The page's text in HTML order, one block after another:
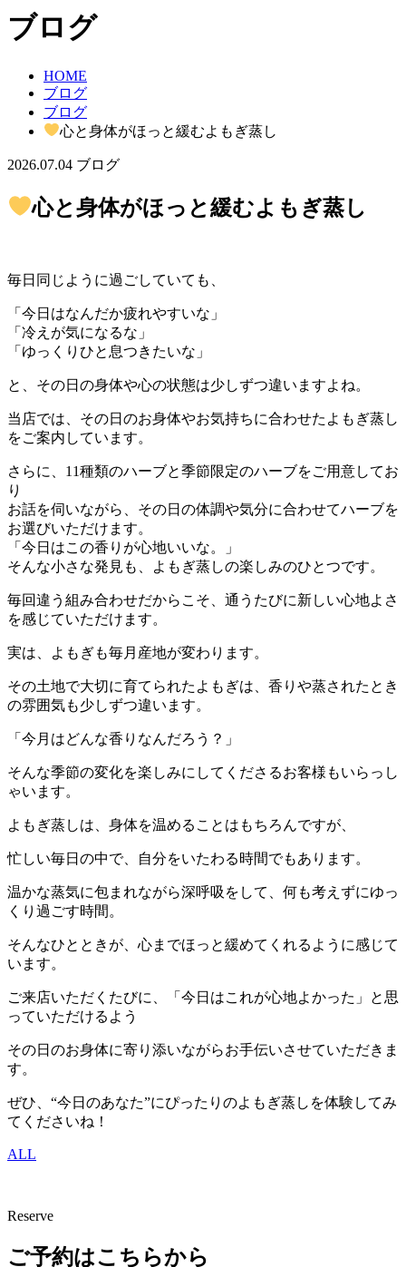
ブログ
HOME
ブログ
ブログ
心と身体がほっと緩むよもぎ蒸し
2026.07.04 ブログ
心と身体がほっと緩むよもぎ蒸し
毎日同じように過ごしていても、
「今日はなんだか疲れやすいな」
「冷えが気になるな」
「ゆっくりひと息つきたいな」
と、その日の身体や心の状態は少しずつ違いますよね。
当店では、その日のお身体やお気持ちに合わせたよもぎ蒸し
をご案内しています。
さらに、11種類のハーブと季節限定のハーブをご用意してお
り
お話を伺いながら、その日の体調や気分に合わせてハーブを
お選びいただけます。
「今日はこの香りが心地いいな。」
そんな小さな発見も、よもぎ蒸しの楽しみのひとつです。
毎回違う組み合わせだからこそ、通うたびに新しい心地よさ
を感じていただけます。
実は、よもぎも毎月産地が変わります。
その土地で大切に育てられたよもぎは、香りや蒸されたとき
の雰囲気も少しずつ違います。
「今月はどんな香りなんだろう？」
そんな季節の変化を楽しみにしてくださるお客様もいらっし
ゃいます。
よもぎ蒸しは、身体を温めることはもちろんですが、
忙しい毎日の中で、自分をいたわる時間でもあります。
温かな蒸気に包まれながら深呼吸をして、何も考えずにゆっ
くり過ごす時間。
そんなひとときが、心までほっと緩めてくれるように感じて
います。
ご来店いただくたびに、「今日はこれが心地よかった」と思
っていただけるよう
その日のお身体に寄り添いながらお手伝いさせていただきま
す。
ぜひ、“今日のあなた”にぴったりのよもぎ蒸しを体験してみ
てくださいね！
ALL
Reserve
ご予約はこちらから